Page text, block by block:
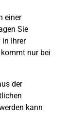
einer
Sie
in Ihrer
nur bei
der
kann